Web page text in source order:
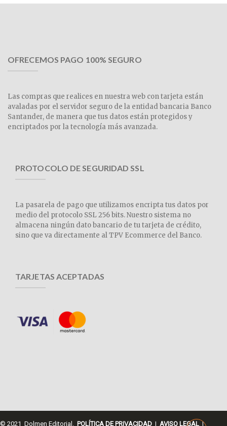
OFRECEMOS PAGO 100% SEGURO
Las compras que realices en nuestra web con tarjeta están
avaladas por el servidor seguro de la entidad bancaria Banco
Santander, de manera que tus datos están protegidos y
encriptados por la tecnología más avanzada.
PROTOCOLO DE SEGURIDAD SSL
La pasarela de pago que utilizamos encripta tus datos por
medio del protocolo SSL 256 bits. Nuestro sistema no
almacena ningún dato bancario de tu tarjeta de crédito,
sino que va directamente al TPV Ecommerce del Banco.
TARJETAS ACEPTADAS
© 2021 Dolmen Editorial. POLÍTICA DE PRIVACIDAD | AVISO LEGAL |